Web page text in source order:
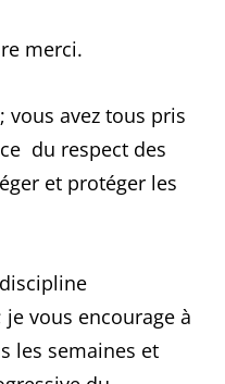
merci.
vous avez tous pris
du respect des
et protéger les
vous encourage à
les semaines et